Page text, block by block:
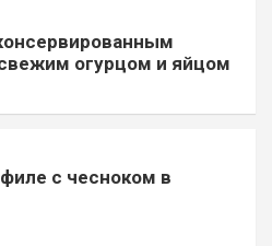
огурцом и яйцом
с чесноком в